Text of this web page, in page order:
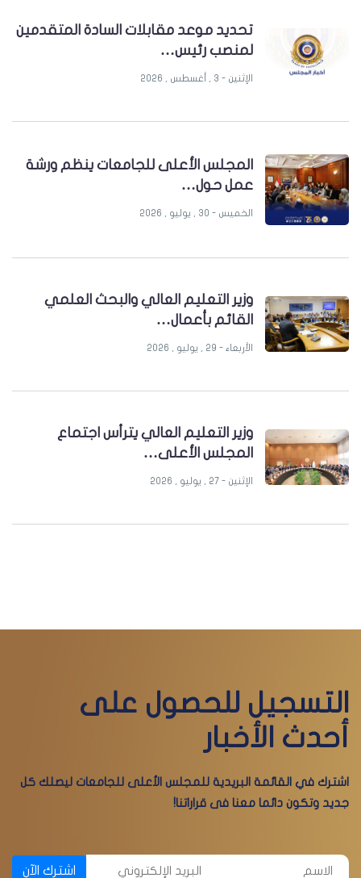
تحديد موعد مقابلات السادة المتقدمين
لمنصب رئيس…
الإثنين - 3 , أغسطس , 2026
المجلس الأعلى للجامعات ينظم ورشة
عمل حول…
الخميس - 30 , يوليو , 2026
وزير التعليم العالي والبحث العلمي
القائم بأعمال…
الأربعاء - 29 , يوليو , 2026
وزير التعليم العالي يترأس اجتماع
المجلس الأعلى…
الإثنين - 27 , يوليو , 2026
التسجيل للحصول على
أحدث الأخبار
اشترك في القائمة البريدية للمجلس الأعلى للجامعات ليصلك كل
جديد وتكون دائما معنا فى قراراتنا!
اشترك الآن